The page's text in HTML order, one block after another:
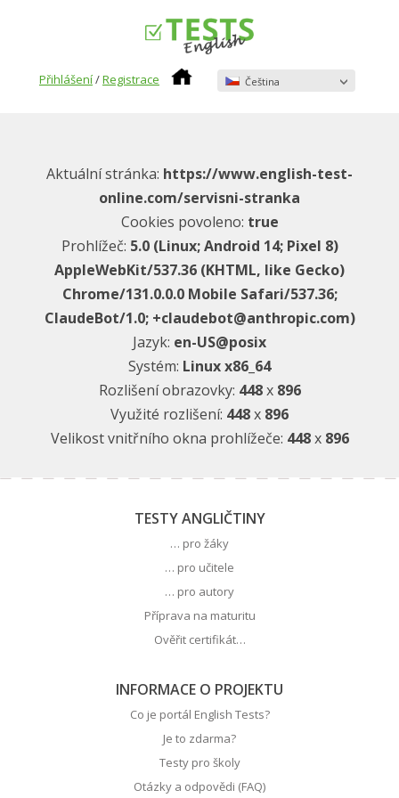
Přihlášení/Registrace Čeština
Aktuální stránka: https://www.english-test-
online.com/servisni-stranka
Cookies povoleno: true
Prohlížeč: 5.0 (Linux; Android 14; Pixel 8)
AppleWebKit/537.36 (KHTML, like Gecko)
Chrome/131.0.0.0 Mobile Safari/537.36;
ClaudeBot/1.0; +claudebot@anthropic.com)
Jazyk: en-US@posix
Systém: Linux x86_64
Rozlišení obrazovky: 448x 896
Využité rozlišení: 448x 896
Velikost vnitřního okna prohlížeče: 448x 896
TESTY ANGLIČTINY
… pro žáky
… pro učitele
… pro autory
Příprava na maturitu
Ověřit certifikát…
INFORMACE O PROJEKTU
Co je portál English Tests?
Je to zdarma?
Testy pro školy
Otázky a odpovědi (FAQ)